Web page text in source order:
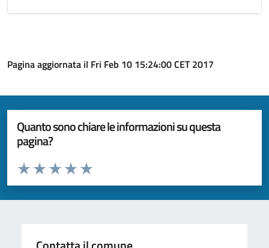
Pagina aggiornata il Fri Feb 10 15:24:00 CET 2017
Quanto sono chiare le informazioni su questa
pagina?
Valuta da 1 a 5 stelle la pagina
Valuta 5 stelle su 5
Valuta 4 stelle su 5
Valuta 3 stelle su 5
Valuta 2 stelle su 5
Valuta 1 stelle su 5